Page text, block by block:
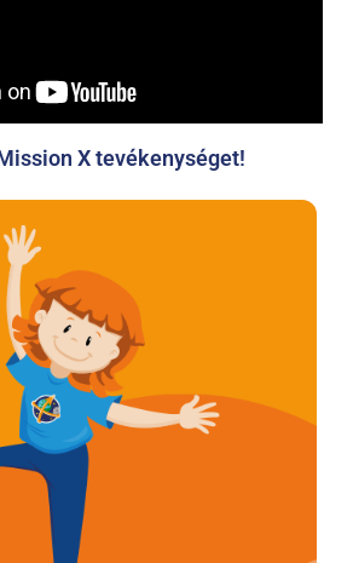
X tevékenységet!